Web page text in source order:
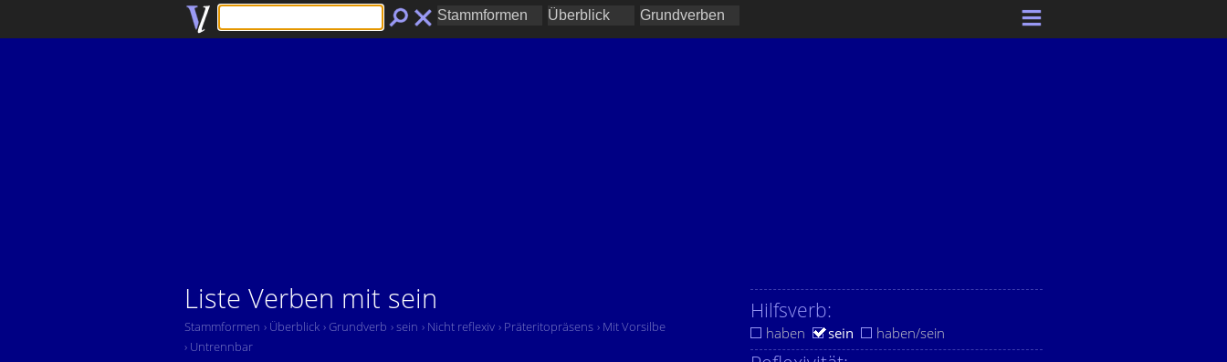
Liste Verben mit sein
Stammformen › Überblick › Grundverb › sein › Nicht reflexiv › Präteritopräsens › Mit Vorsilbe
› Untrennbar
Hilfsverb:
haben sein haben/sein